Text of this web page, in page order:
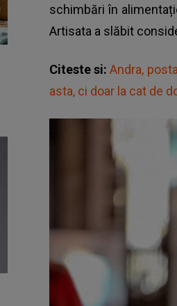
schimbări în
Artisata a slăbit
Citeste si:Andra,
asta, ci doar la cat de